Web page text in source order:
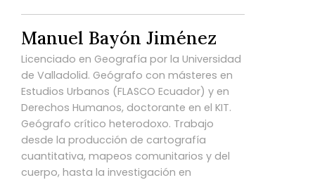
Manuel Bayón Jiménez
Licenciado en Geografía por la Universidad
de Valladolid. Geógrafo con másteres en
Estudios Urbanos (FLASCO Ecuador) y en
Derechos Humanos, doctorante en el KIT.
Geógrafo crítico heterodoxo. Trabajo
desde la producción de cartografía
cuantitativa, mapeos comunitarios y del
cuerpo, hasta la investigación en